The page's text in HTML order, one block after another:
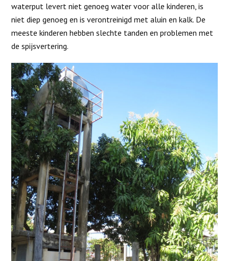
waterput levert niet genoeg water voor alle kinderen, is
niet diep genoeg en is verontreinigd met aluin en kalk. De
meeste kinderen hebben slechte tanden en problemen met
de spijsvertering.